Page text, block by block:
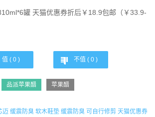
值 ( 0 ) 不值 ( 0 )
品派苹果醋 苹果醋
迈 缓震防臭 软木鞋垫 缓震防臭 可自行修剪 天猫优惠券